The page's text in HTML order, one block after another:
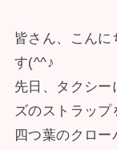
皆さん、こん
す(^^♪
先日、タクシー
ズのストラップ
四つ葉のクロ